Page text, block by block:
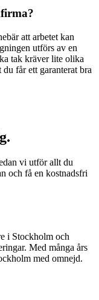
att arbetet kan
utförs av en
tak kräver lite olika
får ett garanterat bra
vi utför allt du
och få en kostnadsfri
i Stockholm och
Med många års
med omnejd.